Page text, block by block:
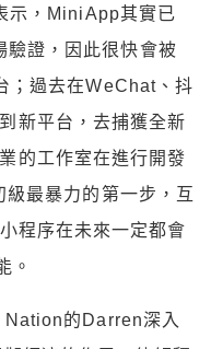
示，MiniApp其實已
證，因此很快會被
；過去在WeChat、抖
新平台，去捕獲全新
的工作室在進行開發
最暴力的第一步，互
程序在未來一定都會
。
的Darren深入